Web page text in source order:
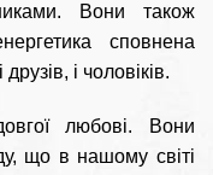
Вони також
сповнена
і чоловіків.
любові. Вони
що в нашому світі